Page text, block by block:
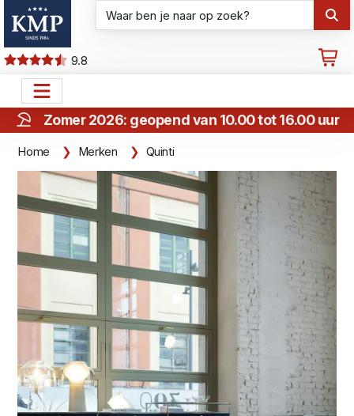
9.8
Zomer 2026: geopend van 10.00 tot 16.00 uur
Home Merken Quinti